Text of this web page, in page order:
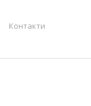
Контакти